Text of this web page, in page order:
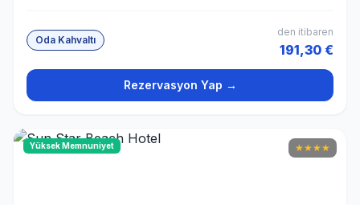
Oda Kahvaltı
den itibaren
191,30 €
Rezervasyon Yap →
Yüksek Memnuniyet ★★★★